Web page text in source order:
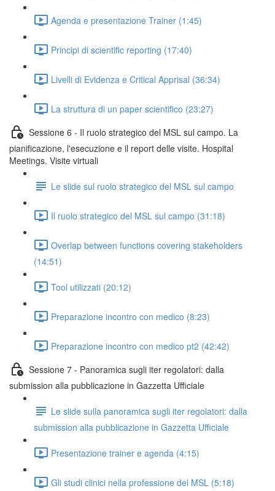
Agenda e presentazione Trainer (1:45)
Principi di scientific reporting (17:40)
Livelli di Evidenza e Critical Apprisal (36:34)
La struttura di un paper scientifico (23:27)
Sessione 6 - Il ruolo strategico del MSL sul campo. La
pianificazione, l'esecuzione e il report delle visite. Hospital
Meetings. Visite virtuali
Le slide sul ruolo strategico del MSL sul campo
Il ruolo strategico del MSL sul campo (31:18)
Overlap between functions covering stakeholders
(14:51)
Tool utilizzati (20:12)
Preparazione incontro con medico (8:23)
Preparazione incontro con medico pt2 (42:42)
Sessione 7 - Panoramica sugli iter regolatori: dalla
submission alla pubblicazione in Gazzetta Ufficiale
Le slide sulla panoramica sugli iter regolatori: dalla
submission alla pubblicazione in Gazzetta Ufficiale
Presentazione trainer e agenda (4:15)
Gli studi clinici nella professione del MSL (5:18)